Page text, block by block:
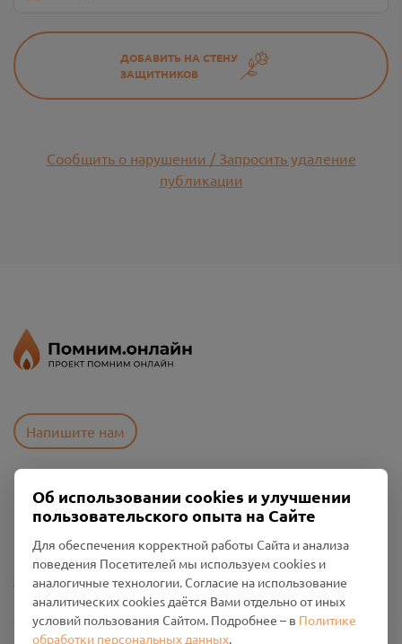
ДОБАВИТЬ НА СТЕНУ
ЗАЩИТНИКОВ
Сообщить о нарушении / Запросить удаление
публикации
Напишите нам
Пользовательское соглашение
Политика конфиденциальности
Промо-материалы
Настройки cookies
Общество с ограниченной ответственностью «Смоленский
Проект Помним»
Об использовании cookies и улучшении
пользовательского опыта на Сайте
Для обеспечения корректной работы Сайта и анализа
поведения Посетителей мы используем cookies и
аналогичные технологии. Согласие на использование
аналитических cookies даётся Вами отдельно от иных
условий пользования Сайтом. Подробнее – в Политике
обработки персональных данных.